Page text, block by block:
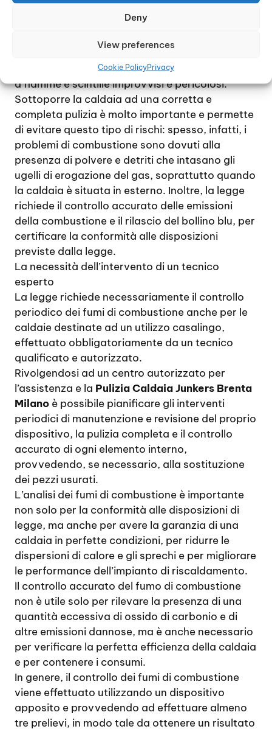
Deny
View preferences
Cookie PolicyPrivacy
e dell’ambiente naturale.
Occorre tenere presente che una combustione
incompleta o non corretta può provocare
l’emissione di ossido di carbonio in percentuali
tali da diventare tossico, e potrebbe dare luogo
a fiamme e scintille improvvisi e pericolosi.
Sottoporre la caldaia ad una corretta e
completa pulizia è molto importante e permette
di evitare questo tipo di rischi: spesso, infatti, i
problemi di combustione sono dovuti alla
presenza di polvere e detriti che intasano gli
ugelli di erogazione del gas, soprattutto quando
la caldaia è situata in esterno. Inoltre, la legge
richiede il controllo accurato delle emissioni
della combustione e il rilascio del bollino blu, per
certificare la conformità alle disposizioni
previste dalla legge.
La necessità dell’intervento di un tecnico
esperto
La legge richiede necessariamente il controllo
periodico dei fumi di combustione anche per le
caldaie destinate ad un utilizzo casalingo,
effettuato obbligatoriamente da un tecnico
qualificato e autorizzato.
Rivolgendosi ad un centro autorizzato per
l’assistenza e la Pulizia Caldaia Junkers Brenta
Milano è possibile pianificare gli interventi
periodici di manutenzione e revisione del proprio
dispositivo, la pulizia completa e il controllo
accurato di ogni elemento interno,
provvedendo, se necessario, alla sostituzione
dei pezzi usurati.
L’analisi dei fumi di combustione è importante
non solo per la conformità alle disposizioni di
legge, ma anche per avere la garanzia di una
caldaia in perfette condizioni, per ridurre le
dispersioni di calore e gli sprechi e per migliorare
le performance dell’impianto di riscaldamento.
Il controllo accurato del fumo di combustione
non è utile solo per rilevare la presenza di una
quantità eccessiva di ossido di carbonio e di
altre emissioni dannose, ma è anche necessario
per verificare la perfetta efficienza della caldaia
e per contenere i consumi.
In genere, il controllo dei fumi di combustione
viene effettuato utilizzando un dispositivo
apposito e provvedendo ad effettuare almeno
tre prelievi, in modo tale da ottenere un risultato